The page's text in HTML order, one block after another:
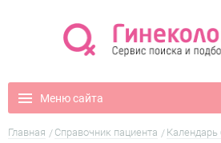
Меню сайта
Главная Справочник пациента
Календарь